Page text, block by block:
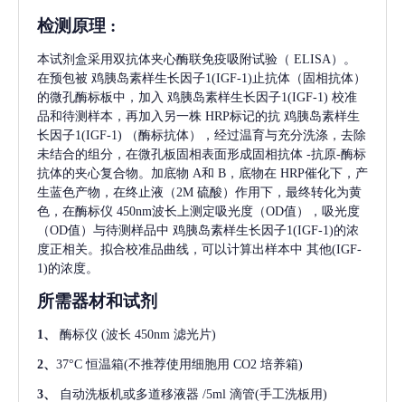
检测原理 :
本试剂盒采用双抗体夹心酶联免疫吸附试验（ ELISA）。
在预包被 鸡胰岛素样生长因子1(IGF-1) 止抗体（固相抗体）
的微孔酶标板中，加入 鸡胰岛素样生长因子1(IGF-1) 校准
品和待测样本，再加入另一株 HRP标记的抗 鸡胰岛素样生
长因子1(IGF-1)
（酶标抗体），经过温育与充分洗涤，去除
未结合的组分，在微孔板固相表面形成固相抗体 -抗原-酶标
抗体的夹心复合物。加底物 A和 B，底物在 HRP催化下，产
生蓝色产物，在终止液（2M 硫酸）作用下，最终转化为黄
色，在酶标仪 450nm波长上测定吸光度（OD值），吸光度
（OD值）与待测样品中 鸡胰岛素样生长因子1(IGF-1)的浓
度正相关。拟合校准品曲线，可以计算出样本中 其他(IGF-
1)的浓度。
所需器材和试剂
1、 酶标仪 (波长 450nm 滤光片)
2、 37°C 恒温箱(不推荐使用细胞用 CO2 培养箱)
3、 自动洗板机或多道移液器 /5ml 滴管(手工洗板用)